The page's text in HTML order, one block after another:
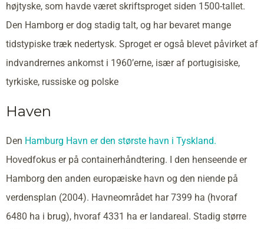
højtyske, som havde været skriftsproget siden 1500-tallet.
Den Hamborg er dog stadig talt, og har bevaret mange
tidstypiske træk nedertysk. Sproget er også blevet påvirket af
indvandrernes ankomst i 1960’erne, især af portugisiske,
tyrkiske, russiske og polske
Haven
Den Hamburg Havn er den største havn i Tyskland.
Hovedfokus er på containerhåndtering. I den henseende er
Hamborg den anden europæiske havn og den niende på
verdensplan (2004). Havneområdet har 7399 ha (hvoraf
6480 ha i brug), hvoraf 4331 ha er landareal. Stadig større